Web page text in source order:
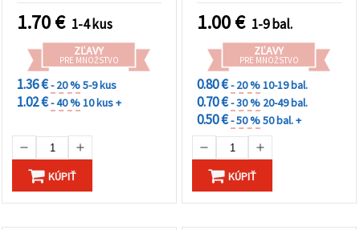
1.70€ 1-4 kus
ZĽAVY
PRE MNOŽSTVO
1.36 €- 20 %5-9 kus
1.02 €- 40 %10 kus +
KÚPIŤ
1.00€ 1-9 bal.
ZĽAVY
PRE MNOŽSTVO
0.80 €- 20 %10-19 bal.
0.70 €- 30 % 20-49 bal.
0.50 €- 50 %50 bal. +
KÚPIŤ